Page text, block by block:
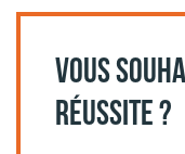
VOUS
RÉUSSITE ?